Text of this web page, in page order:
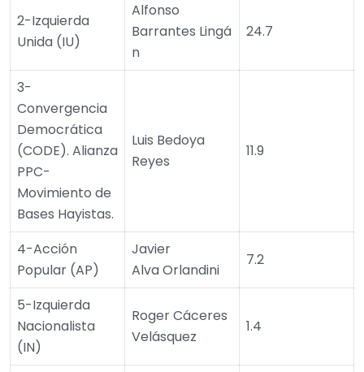
2-Izquierda
Unida (IU)
Alfonso
Barrantes Lingá
n
24.7
3-
Convergencia
Democrática
(CODE). Alianza
PPC-
Movimiento de
Bases Hayistas.
Luis Bedoya
Reyes
11.9
4-Acción
Popular (AP)
Javier
Alva Orlandini
7.2
5-Izquierda
Nacionalista
(IN)
Roger Cáceres
Velásquez
1.4